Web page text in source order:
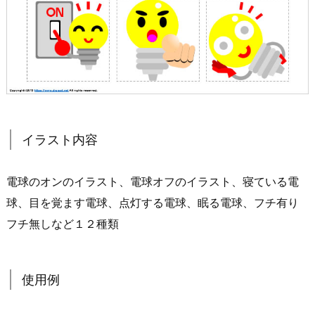
イラスト内容
電球のオンのイラスト、電球オフのイラスト、寝ている電
球、目を覚ます電球、点灯する電球、眠る電球、フチ有り
フチ無しなど１２種類
使用例